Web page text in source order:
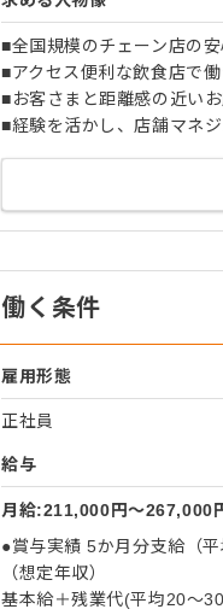
■全国規模のチェーン店の
■アクセス便利な飲食店で
■お客さまと距離感の近い
■経験を活かし、店舗マネ
働く条件
雇用形態
正社員
給与
月給:211,000円〜267,000
●賞与実績 5か月分支給（平
（想定年収）
基本給＋残業代(平均20～